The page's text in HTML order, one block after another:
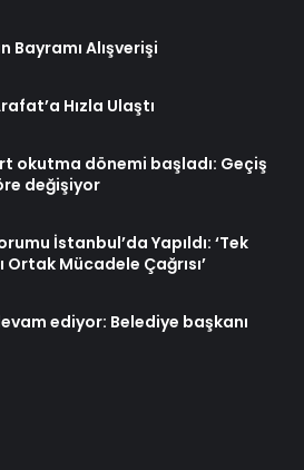
Bayramı Alışverişi
Hızla Ulaştı
okutma dönemi başladı: Geçiş
değişiyor
İstanbul’da Yapıldı: ‘Tek
Ortak Mücadele Çağrısı’
ediyor: Belediye başkanı